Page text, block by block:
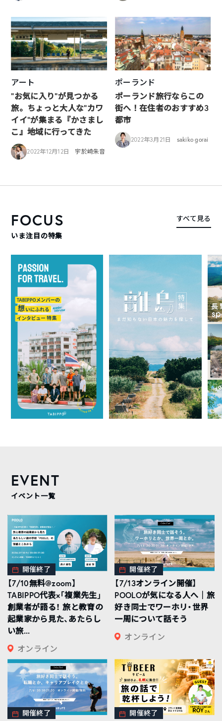
アート
“お気に入り”が見つかる
旅。ちょっと大人な”カワ
イイ”が集まる『かさまし
こ』地域に行ってきた
2022年12月12日 宇於崎朱音
ポーランド
ポーランド旅行ならこの
街へ！在住者のおすすめ3
都市
2022年3月21日 sakiko gorai
FOCUS
いま注目の特集
すべて見る
EVENT
イベント一覧
開催終了
【7/10無料@zoom】
TABIPPO代表×「複業先生」
創業者が語る！ 旅と教育の
起業家から見た、あたらし
い旅...
オンライン
開催終了
【7/13オンライン開催】
POOLOが気になる人へ｜旅
好き同士でワーホリ・世界
一周について話そう
オンライン
開催終了 開催終了